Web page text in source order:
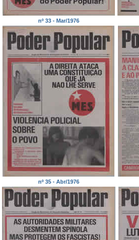
nº 33 - Mar/1976
nº 35 - Abr/1976